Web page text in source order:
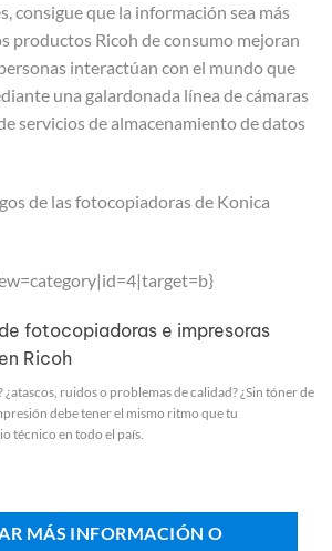
consigue que la información sea más
productos Ricoh de consumo mejoran
interactúan con el mundo que
una galardonada línea de cámaras
servicios de almacenamiento de datos
de las fotocopiadoras de Konica
fotocopiadoras e impresoras
Ricoh
ruidos o problemas de calidad? ¿Sin tóner de
debe tener el mismo ritmo que tu
técnico en todo el país.
MÁS INFORMACIÓN O